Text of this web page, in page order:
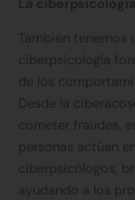
La
También tenemos
ciberpsicología
de los
Desde la
cometer fraudes,
personas actúan
ciberpsicólogos,
ayudando a los